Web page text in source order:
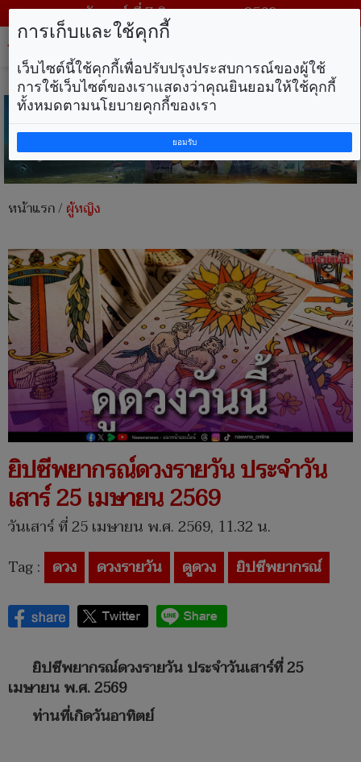
วันศุกร์ ที่ 7 สิงหาคม พ.ศ. 2569
หน้าแรก/ผู้หญิง
ยิปซีพยากรณ์ดวงรายวัน ประจำวัน
เสาร์ 25 เมษายน 2569
วันเสาร์ ที่ 25 เมษายน พ.ศ. 2569, 11.32 น.
Tag : ดวง ดวงรายวัน ดูดวง ยิปซีพยากรณ์
ยิปซีพยากรณ์ดวงรายวัน ประจำวันเสาร์ที่ 25
เมษายน พ.ศ. 2569
ท่านที่เกิดวันอาทิตย์
การเก็บและใช้คุกกี้
เว็บไซต์นี้ใช้คุกกี้เพื่อปรับปรุงประสบการณ์ของผู้ใช้
การใช้เว็บไซต์ของเราแสดงว่าคุณยินยอมให้ใช้คุกกี้
ทั้งหมดตามนโยบายคุกกี้ของเรา
ยอมรับ